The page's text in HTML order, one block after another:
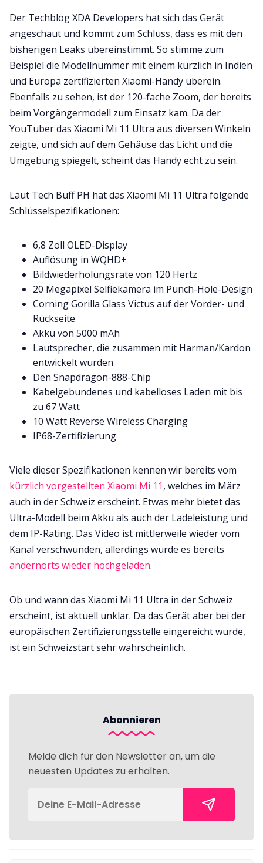
Der Techblog XDA Developers hat sich das Gerät
angeschaut und kommt zum Schluss, dass es mit den
bisherigen Leaks übereinstimmt. So stimme zum
Beispiel die Modellnummer mit einem kürzlich in Indien
und Europa zertifizierten Xiaomi-Handy überein.
Ebenfalls zu sehen, ist der 120-fache Zoom, der bereits
beim Vorgängermodell zum Einsatz kam. Da der
YouTuber das Xiaomi Mi 11 Ultra aus diversen Winkeln
zeigte, und sich auf dem Gehäuse das Licht und die
Umgebung spiegelt, scheint das Handy echt zu sein.
Laut Tech Buff PH hat das Xiaomi Mi 11 Ultra folgende
Schlüsselspezifikationen:
6,8 Zoll OLED-Display
Auflösung in WQHD+
Bildwiederholungsrate von 120 Hertz
20 Megapixel Selfiekamera im Punch-Hole-Design
Corning Gorilla Glass Victus auf der Vorder- und
Rückseite
Akku von 5000 mAh
Lautsprecher, die zusammen mit Harman/Kardon
entwickelt wurden
Den Snapdragon-888-Chip
Kabelgebundenes und kabelloses Laden mit bis
zu 67 Watt
10 Watt Reverse Wireless Charging
IP68-Zertifizierung
Viele dieser Spezifikationen kennen wir bereits vom
kürzlich vorgestellten Xiaomi Mi 11, welches im März
auch in der Schweiz erscheint. Etwas mehr bietet das
Ultra-Modell beim Akku als auch der Ladeleistung und
dem IP-Rating. Das Video ist mittlerweile wieder vom
Kanal verschwunden, allerdings wurde es bereits
andernorts wieder hochgeladen.
Ob und wann das Xiaomi Mi 11 Ultra in der Schweiz
erscheint, ist aktuell unklar. Da das Gerät aber bei der
europäischen Zertifizierungsstelle eingereicht wurde,
ist ein Schweizstart sehr wahrscheinlich.
Abonnieren
Melde dich für den Newsletter an, um die
neuesten Updates zu erhalten.